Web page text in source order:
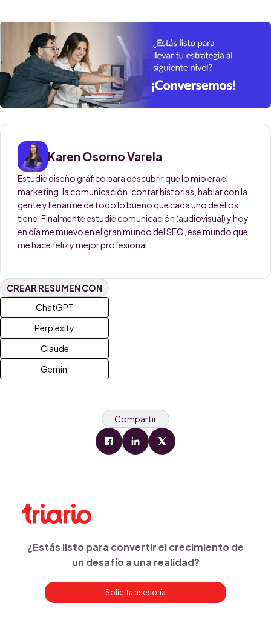
Karen Osorno Varela
Estudié diseño gráfico para descubrir que lo mío era el
marketing, la comunicación, contar historias, hablar con la
gente y llenarme de todo lo bueno que cada uno de ellos
tiene. Finalmente estudié comunicación (audiovisual) y hoy
en día me muevo en el gran mundo del SEO, ese mundo que
me hace feliz y mejor profesional.
CREAR RESUMEN CON
ChatGPT
Perplexity
Claude
Gemini
Compartir
¿Estás listo para convertir el crecimiento de
un desafío a una realidad?
Solicita asesoría